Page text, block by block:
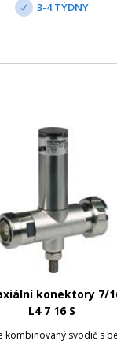
3-4 TÝDNY
konektory 7/
L4 7 16 S
kombinovaný svodič s